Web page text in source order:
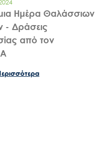
Ημέρα Θαλάσσιων
- Δράσεις
από τον